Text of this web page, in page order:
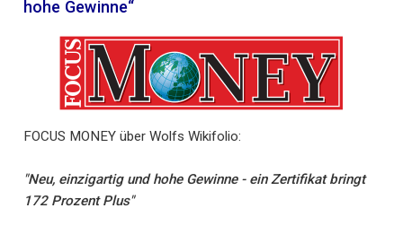
hohe Gewinne“
FOCUS MONEY über Wolfs Wikifolio:
"Neu, einzigartig und hohe Gewinne - ein Zertifikat bringt
172 Prozent Plus"